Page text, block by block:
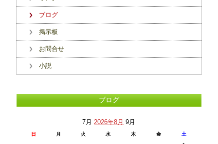
ブログ
掲示板
お問合せ
小説
ブログ
7月 2026年8月 9月
日 月 火 水 木 金 土